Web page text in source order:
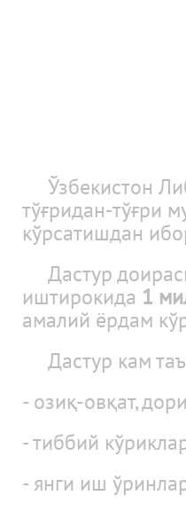
Ўзбекистон
тўғридан-тўғри
кўрсатишдан
Дастур
иштирокида 1
амалий ёрдам
Дастур кам
- озиқ-овқат,
- тиббий
- янги иш